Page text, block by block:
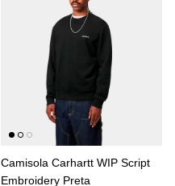
Camisola Carhartt WIP Script
Embroidery Preta